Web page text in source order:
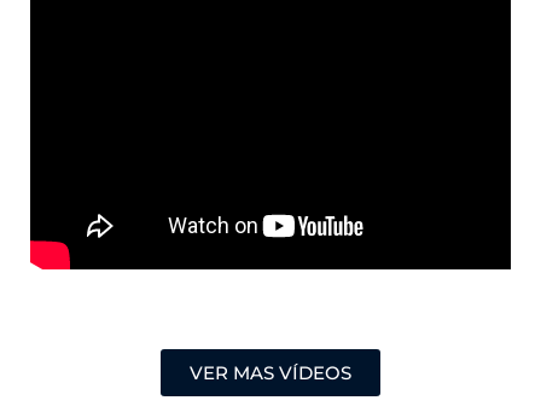
VER MAS VÍDEOS